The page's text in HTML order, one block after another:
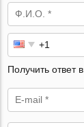
Получить ответ в